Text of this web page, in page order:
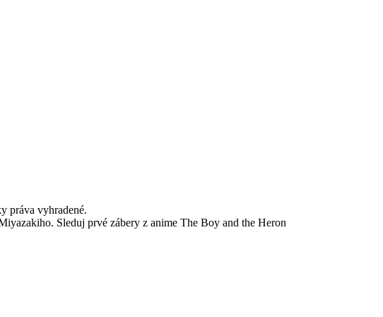
práva vyhradené.
Sleduj prvé zábery z anime The Boy and the Heron